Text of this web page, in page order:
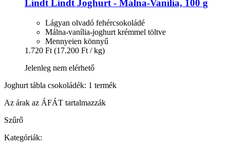
LindtLindt Joghurt -​ Málna-​Vanília, 100 g
Lágyan olvadó fehércsokoládé
Málna-vanília-joghurt krémmel töltve
Mennyeien könnyű
1.720 Ft (17.200 Ft / kg)
Jelenleg nem elérhető
Joghurt tábla csokoládék: 1 termék
Az árak az ÁFÁT tartalmazzák
Szűrő
Kategóriák: